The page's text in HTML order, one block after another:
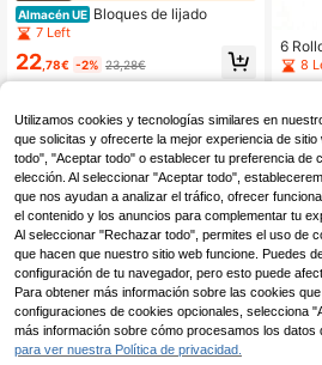
Almacén UE Bloques de lijado
7 Left
22 ,78€ -2% 23,28€
6
o con
Tela,
320,
ado,
8
Utilizamos cookies y tecnologías similares en
que solicitas y ofrecerte la mejor experiencia de
todo", "Aceptar todo" o establecer tu preferencia de
elección. Al seleccionar "Aceptar todo",
que nos ayudan a analizar el tráfico, ofrecer
el contenido y los anuncios para complementar tu
Al seleccionar "Rechazar todo", permites el uso de
que hacen que nuestro sitio web funcione. Puedes
configuración de tu navegador, pero esto puede
Para obtener más información sobre las cookies
configuraciones de cookies opcionales, selecciona
más información sobre cómo procesamos los datos
para ver nuestra Política de privacidad.